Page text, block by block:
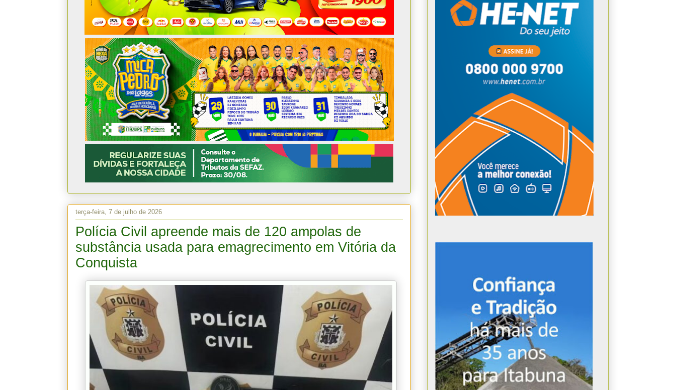
terça-feira, 7 de julho de 2026
Polícia Civil apreende mais de 120 ampolas de
substância usada para emagrecimento em Vitória da
Conquista